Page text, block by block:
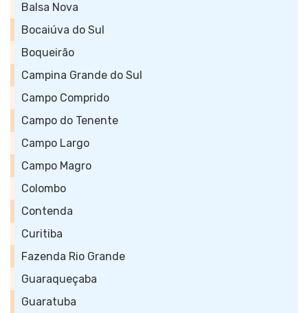
Balsa Nova
Bocaiúva do Sul
Boqueirão
Campina Grande do Sul
Campo Comprido
Campo do Tenente
Campo Largo
Campo Magro
Colombo
Contenda
Curitiba
Fazenda Rio Grande
Guaraqueçaba
Guaratuba